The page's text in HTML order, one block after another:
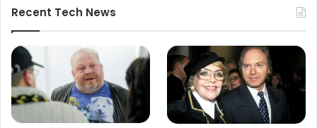
Recent Tech News